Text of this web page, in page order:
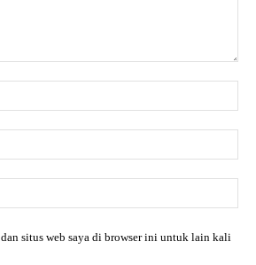
situs web saya di browser ini untuk lain kali